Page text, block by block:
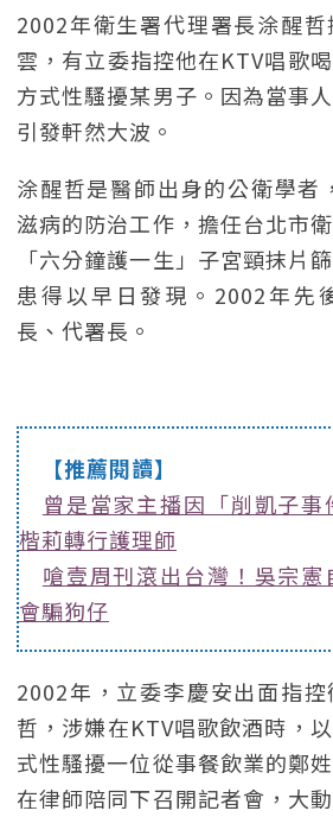
2002年衛生署代理署長涂醒
雲，有立委指控他在KTV唱歌
方式性騷擾某男子。因為當事
引發軒然大波。
涂醒哲是醫師出身的公衛學者
滋病的防治工作，擔任台北市
「六分鐘護一生」子宮頸抹片
患得以早日發現。2002年先
長、代署長。
【推薦閱讀】
曾是當家主播因「削凱子
楷莉轉行護理師
嗆壹周刊滾出台灣！吳宗
會騙狗仔
2002年，立委李慶安出面指
哲，涉嫌在KTV唱歌飲酒時，
式性騷擾一位從事餐飲業的鄭
在律師陪同下召開記者會，大